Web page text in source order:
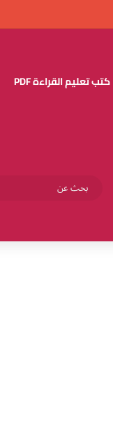
كتب تعليم القراءة PDF
مقال عشوائي